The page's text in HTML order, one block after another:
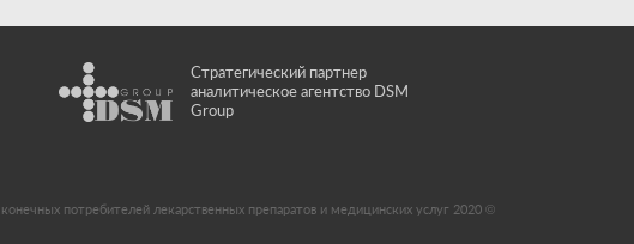
Стратегический партнер
аналитическое агентство DSM
Group
потребителей лекарственных препаратов и медицинских услуг 2020 ©